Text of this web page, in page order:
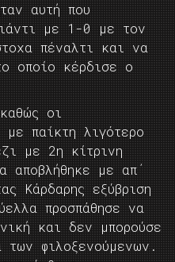
αυτή που
με 1-0 με τον
πέναλτι και να
οποίο κέρδισε ο
οι
με παίκτη λιγότερο
με 2η κίτρινη
αποβλήθηκε με απ΄
Κάρδαρης εξύβριση
προσπάθησε να
και δεν μπορούσε
φιλοξενούμενων.